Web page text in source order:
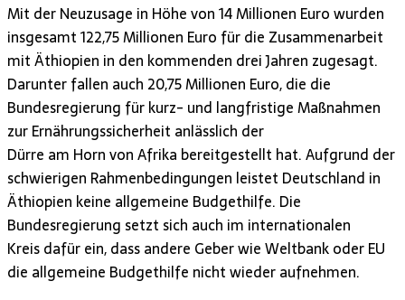
Mit der Neuzusage in Höhe von 14 Millionen Euro wurden
insgesamt 122,75 Millionen Euro für die Zusammenarbeit
mit Äthiopien in den kommenden drei Jahren zugesagt.
Darunter fallen auch 20,75 Millionen Euro, die die
Bundesregierung für kurz- und langfristige Maßnahmen
zur Ernährungssicherheit anlässlich der
Dürre am Horn von Afrika bereitgestellt hat. Aufgrund der
schwierigen Rahmenbedingungen leistet Deutschland in
Äthiopien keine allgemeine Budgethilfe. Die
Bundesregierung setzt sich auch im internationalen
Kreis dafür ein, dass andere Geber wie Weltbank oder EU
die allgemeine Budgethilfe nicht wieder aufnehmen.